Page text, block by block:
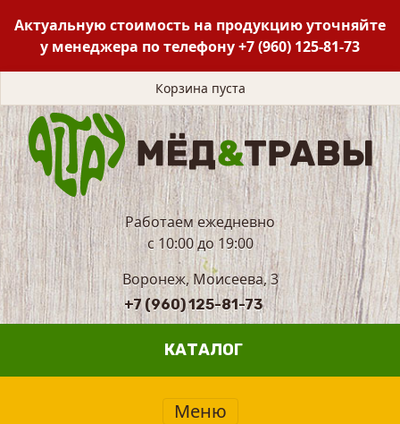
Актуальную стоимость на продукцию уточняйте
у менеджера по телефону+7 (960) 125-81-73
Корзина пуста
Работаем ежедневно
с 10:00 до 19:00
Воронеж, Моисеева, 3
+7 (960) 125-81-73
КАТАЛОГ
Меню